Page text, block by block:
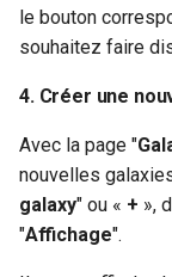
le bouton
souhaitez faire
4. Créer une
Avec la page "
nouvelles
galaxy" ou « + »,
"Affichage".